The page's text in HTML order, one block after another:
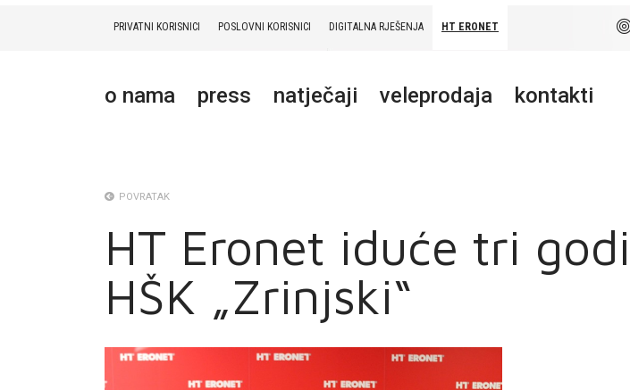
PRIVATNI KORISNICI POSLOVNI KORISNICI DIGITALNA RJEŠENJA HT ERONET
o nama press natječaji veleprodaja kontakti
POVRATAK
HT Eronet iduće tri
HŠK „Zrinjski“